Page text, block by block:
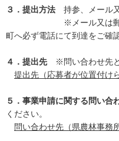
３．提出方法 持参、メール
※メール又は郵送で提
町へ必ず電話にて到達をご確
４．提出先※問い合わせ先と
提出先（応募者が位置付け
５．事業申請に関する問い合
ください。
問い合わせ先（県農林事務所